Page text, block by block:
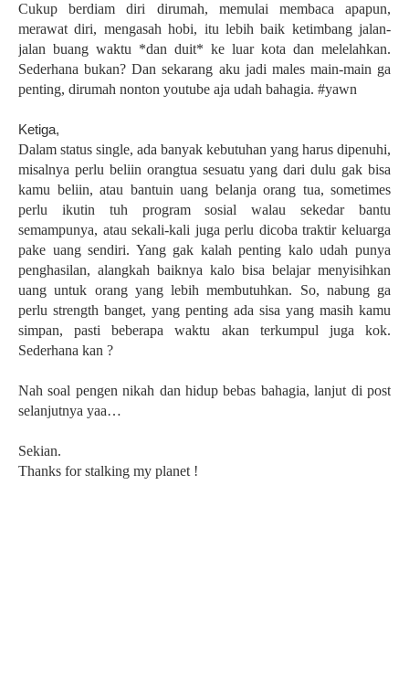
Cukup berdiam diri dirumah, memulai membaca apapun,
merawat diri, mengasah hobi, itu lebih baik ketimbang jalan-
jalan buang waktu *dan duit* ke luar kota dan melelahkan.
Sederhana bukan? Dan sekarang aku jadi males main-main ga
penting, dirumah nonton youtube aja udah bahagia. #yawn
Ketiga,
Dalam status single, ada banyak kebutuhan yang harus dipenuhi,
misalnya perlu beliin orangtua sesuatu yang dari dulu gak bisa
kamu beliin, atau bantuin uang belanja orang tua, sometimes
perlu ikutin tuh program sosial walau sekedar bantu
semampunya, atau sekali-kali juga perlu dicoba traktir keluarga
pake uang sendiri. Yang gak kalah penting kalo udah punya
penghasilan, alangkah baiknya kalo bisa belajar menyisihkan
uang untuk orang yang lebih membutuhkan. So, nabung ga
perlu strength banget, yang penting ada sisa yang masih kamu
simpan, pasti beberapa waktu akan terkumpul juga kok.
Sederhana kan ?
Nah soal pengen nikah dan hidup bebas bahagia, lanjut di post
selanjutnya yaa…
Sekian.
Thanks for stalking my planet !